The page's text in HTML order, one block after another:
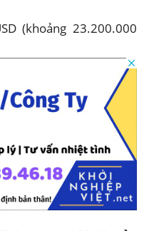
(khoảng 23.200.000